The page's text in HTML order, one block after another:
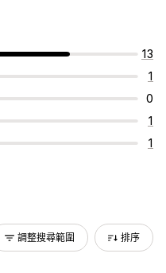
13
1
0
1
1
調整搜尋範圍 排序